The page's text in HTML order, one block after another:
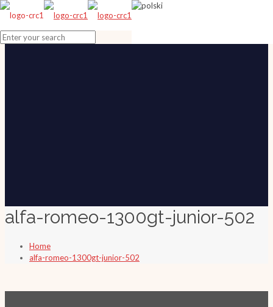
alfa-romeo-1300gt-junior-502
Home
alfa-romeo-1300gt-junior-502